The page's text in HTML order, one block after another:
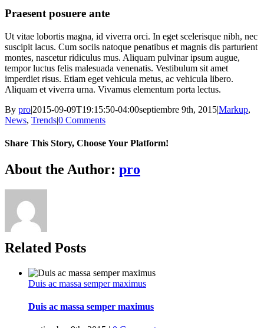
Praesent posuere ante
Ut vitae lobortis magna, id viverra orci. In eget scelerisque nibh, nec
suscipit lacus. Cum sociis natoque penatibus et magnis dis parturient
montes, nascetur ridiculus mus. Aliquam pulvinar ipsum augue,
tempor luctus felis malesuada venenatis. Vestibulum sit amet
imperdiet risus. Etiam eget vehicula metus, ac vehicula libero.
Aliquam et viverra urna. Vivamus elementum porta lectus.
By pro|2015-09-09T19:15:50-04:00septiembre 9th, 2015|Markup,
News, Trends|0 Comments
Share This Story, Choose Your Platform!
Facebook
Twitter
LinkedIn
Reddit
WhatsApp
Tumblr
Pinterest
Vk
Xing
Email
About the Author: pro
Related Posts
Duis ac massa semper maximus
Duis ac massa semper maximus